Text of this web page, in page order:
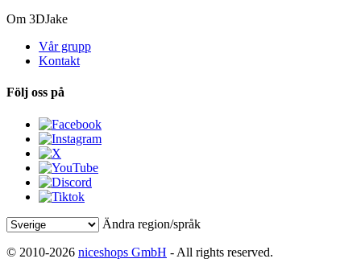
Om 3DJake
Vår grupp
Kontakt
Följ oss på
Ändra region/språk
© 2010-2026 niceshops GmbH - All rights reserved.